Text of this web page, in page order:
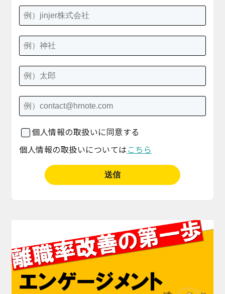
個人情報の取扱いに同意する
個人情報の取扱いについては こちら